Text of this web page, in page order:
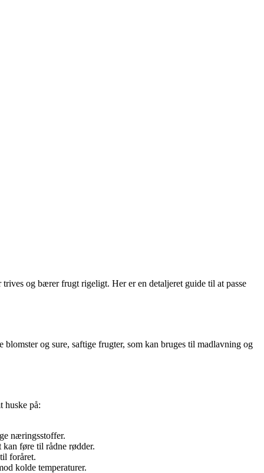
og bærer frugt rigeligt. Her er en detaljeret guide til at passe
og sure, saftige frugter, som kan bruges til madlavning og
huske på:
næringsstoffer.
føre til rådne rødder.
foråret.
kolde temperaturer.